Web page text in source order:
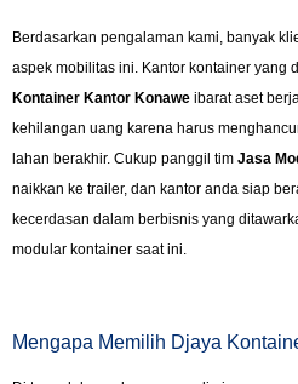
Berdasarkan pengalaman kami, banyak
aspek mobilitas ini. Kantor kontainer yang
Kontainer Kantor Konawe ibarat aset
kehilangan uang karena harus
lahan berakhir. Cukup panggil tim Jasa
naikkan ke trailer, dan kantor anda siap
kecerdasan dalam berbisnis yang
modular kontainer saat ini.
Mengapa Memilih Djaya